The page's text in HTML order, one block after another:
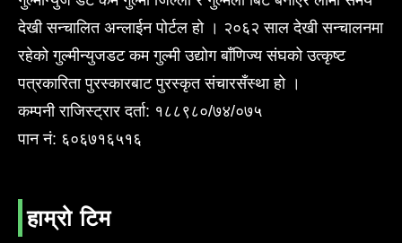
देखी सन्चालित अन्लाईन पोर्टल हो । २०६२ साल देखी सन्चालनमा
रहेको गुल्मीन्युजडट कम गुल्मी उद्योग बाँणिज्य संघको उत्कृष्ट
पत्रकारिता पुरस्कारबाट पुरस्कृत संचारसँस्था हो ।
कम्पनी राजिस्ट्रार दर्ता: १८८९८०/७४/०७५
पान नं: ६०६७१६५१६
हाम्रो टिम